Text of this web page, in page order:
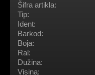
Šifra artikla:
Tip:
Ident:
Barkod:
Boja:
Ral:
Dužina:
Visina: